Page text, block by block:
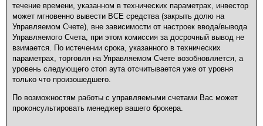
течение времени, указанном в технических параметрах, инвестор
может мгновенно вывести ВСЕ средства (закрыть долю на
Управляемом Счете), вне зависимости от настроек ввода/вывода
Управляемого Счета, при этом комиссия за досрочный вывод не
взимается. По истечении срока, указанного в технических
параметрах, торговля на Управляемом Счете возобновляется, а
уровень следующего стоп аута отсчитывается уже от уровня
только что произошедшего.
По возможностям работы с управляемыми счетами Вас может
проконсультировать менеджер вашего брокера.